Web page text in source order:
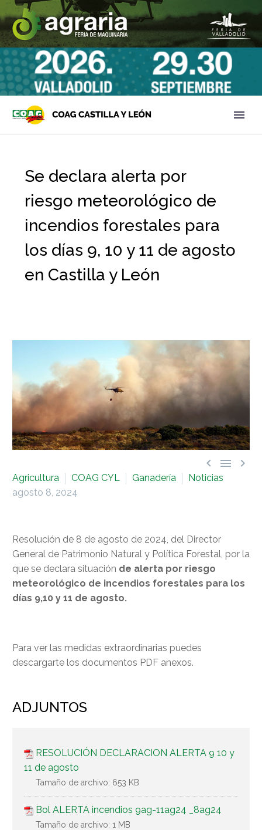
Se declara alerta por
riesgo meteorológico de
incendios forestales para
los días 9, 10 y 11 de agosto
en Castilla y León
  
Agricultura COAG CYL Ganadería
Noticias
agosto 8, 2024
Resolución de 8 de agosto de 2024, del Director
General de Patrimonio Natural y Política Forestal, por la
que se declara situación de alerta por riesgo
meteorológico de incendios forestales para los
días 9,10 y 11 de agosto.
Para ver las medidas extraordinarias puedes
descargarte los documentos PDF anexos.
ADJUNTOS
RESOLUCIÓN DECLARACION ALERTA 9 10 y
11 de agosto
Tamaño de archivo: 653 KB
Bol ALERTA incendios 9ag-11ag24 _8ag24
Tamaño de archivo: 1 MB